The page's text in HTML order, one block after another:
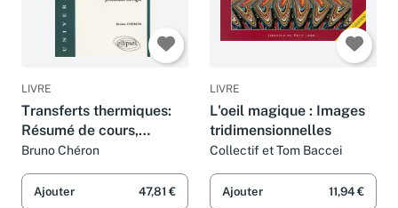
LIVRE
Transferts thermiques:
Résumé de cours,
problèmes corrigés
Bruno Chéron
Ajouter 47,81 €
LIVRE
L'oeil magique : Images
tridimensionnelles
Collectif et Tom Baccei
Ajouter 11,94 €